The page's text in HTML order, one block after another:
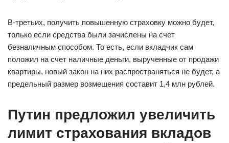
В-третьих, получить повышенную страховку можно будет,
только если средства были зачислены на счет
безналичным способом. То есть, если вкладчик сам
положил на счет наличные деньги, вырученные от продажи
квартиры, новый закон на них распространяться не будет, а
предельный размер возмещения составит 1,4 млн рублей.
Путин предложил увеличить
лимит страхования вкладов